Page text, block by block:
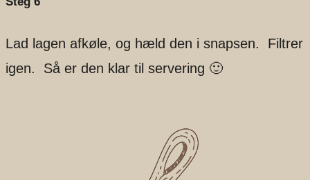
Lad lagen afkøle, og hæld den i snapsen. Filtrer
igen. Så er den klar til servering 🙂